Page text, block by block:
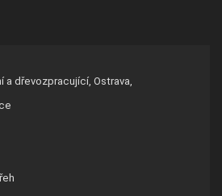
a dřevozpracující, Ostrava,